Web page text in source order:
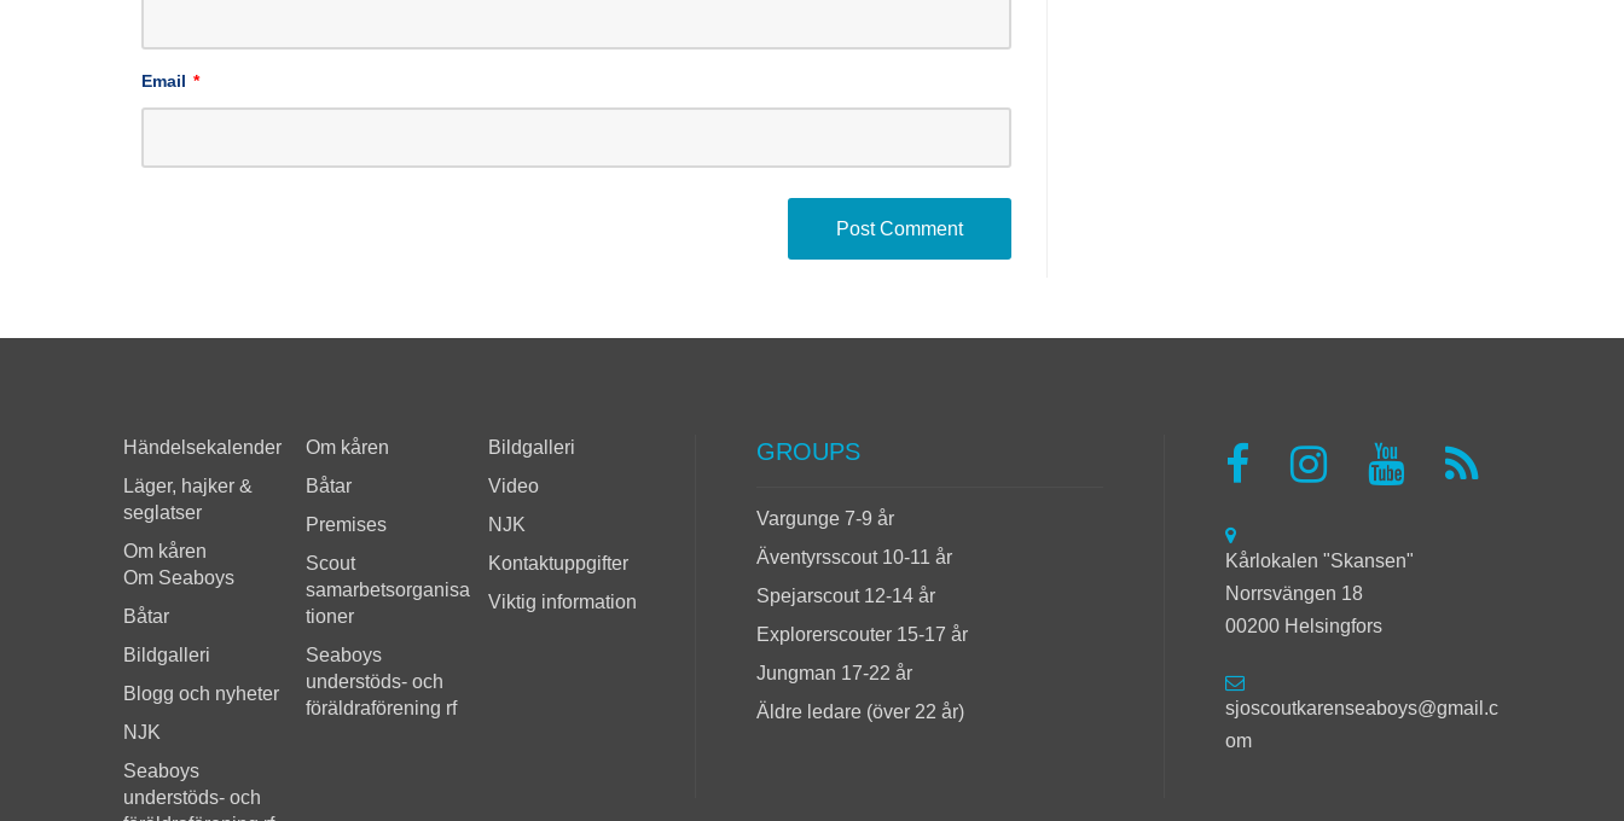
Email *
Händelsekalender
Läger, hajker &
seglatser
Om kåren
Om Seaboys
Båtar
Bildgalleri
Blogg och nyheter
NJK
Seaboys
understöds- och
Om kåren
Båtar
Premises
Scout
samarbetsorganisa
tioner
Seaboys
understöds- och
föräldraförening rf
Bildgalleri
Video
NJK
Kontaktuppgifter
Viktig information
GROUPS
Vargunge 7-9 år
Äventyrsscout 10-11 år
Spejarscout 12-14 år
Explorerscouter 15-17 år
Jungman 17-22 år
Äldre ledare (över 22 år)
Kårlokalen "Skansen"
Norrsvängen 18
00200 Helsingfors
sjoscoutkarenseaboys@gmail.c
om